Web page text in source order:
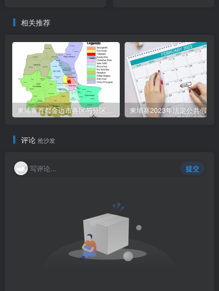
相关推荐
柬埔寨2023年法定公共假期
评论 抢沙发
写评论... 提交